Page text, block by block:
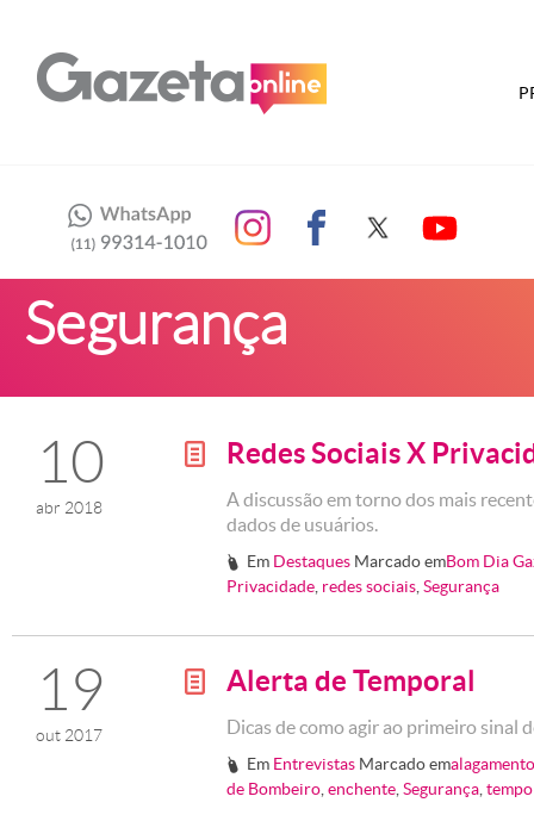
Segurança
10
abr 2018
g Redes Sociais X
A discussão em torno dos mais
dados de usuários.
# Em Destaques Marcado emBom Dia
Privacidade redes sociais Segurança
19
out 2017
g Alerta de Temporal
Dicas de como agir ao primeiro sinal
# Em Entrevistas Marcado em
de Bombeiro enchente Segurança